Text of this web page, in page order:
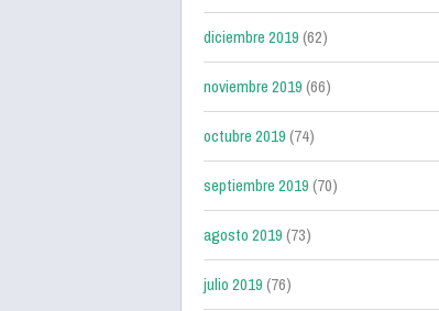
diciembre 2019(62)
noviembre 2019(66)
octubre 2019(74)
septiembre 2019(70)
agosto 2019(73)
julio 2019(76)